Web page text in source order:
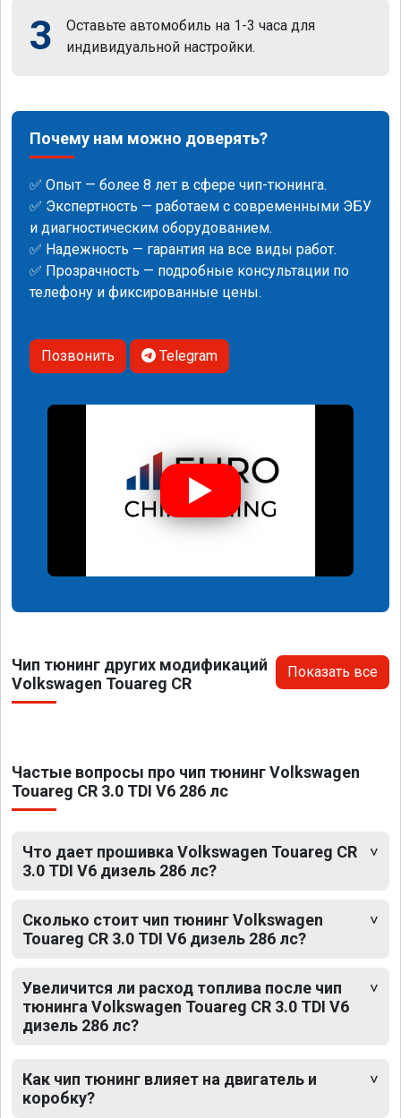
3
Оставьте автомобиль на 1-3 часа для
индивидуальной настройки.
Почему нам можно доверять?
✅ Опыт — более 8 лет в сфере чип-тюнинга.
✅ Экспертность — работаем с современными ЭБУ
и диагностическим оборудованием.
✅ Надежность — гарантия на все виды работ.
✅ Прозрачность — подробные консультации по
телефону и фиксированные цены.
Позвонить Telegram
Чип тюнинг других модификаций
Volkswagen Touareg CR
Показать все
Частые вопросы про чип тюнинг Volkswagen
Touareg CR 3.0 TDI V6 286 лс
Что дает прошивка Volkswagen Touareg CR
3.0 TDI V6 дизель 286 лс?
Сколько стоит чип тюнинг Volkswagen
Touareg CR 3.0 TDI V6 дизель 286 лс?
Увеличится ли расход топлива после чип
тюнинга Volkswagen Touareg CR 3.0 TDI V6
дизель 286 лс?
Как чип тюнинг влияет на двигатель и
коробку?